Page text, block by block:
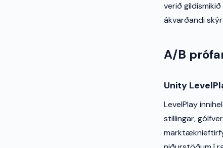
verið
ákvarðandi
A/B
Unity
LevelPlay
stillingar,